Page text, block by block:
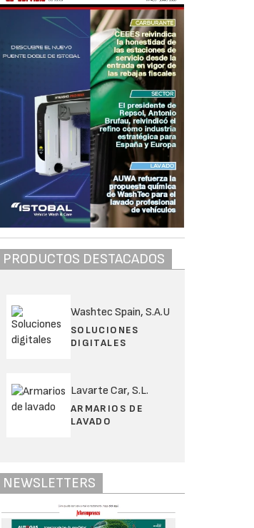
PRODUCTOS DESTACADOS
Washtec Spain, S.A.U
SOLUCIONES
DIGITALES
Lavarte Car, S.L.
ARMARIOS DE
LAVADO
NEWSLETTERS